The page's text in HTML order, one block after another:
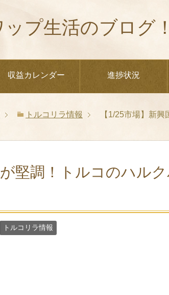
プ生活のブログ！
収益カレンダー 進捗状況
トルコリラ情報 【1/25市場】新
堅調！トルコのハル
トルコリラ情報